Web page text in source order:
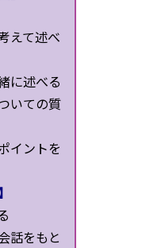
えて述べ
に述べる
いての質
イントを
話をもと